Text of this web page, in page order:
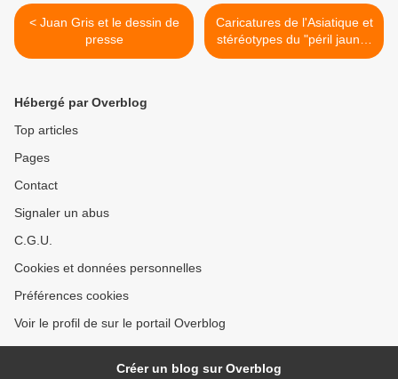
< Juan Gris et le dessin de
presse
Caricatures de l'Asiatique et
stéréotypes du "péril jaune"
>
Hébergé par Overblog
Top articles
Pages
Contact
Signaler un abus
C.G.U.
Cookies et données personnelles
Préférences cookies
Voir le profil de sur le portail Overblog
Créer un blog sur Overblog